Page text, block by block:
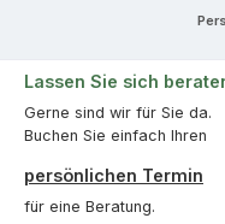
Lassen Sie sich
Gerne sind wir für Sie da.
Buchen Sie einfach Ihren
persönlichen Termin
für eine Beratung.